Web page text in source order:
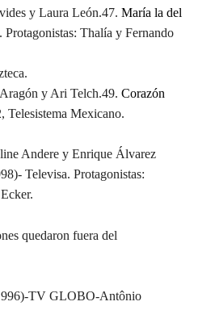
y Laura León.47. María la del
Protagonistas: Thalía y Fernando
y Ari Telch.49. Corazón
Telesistema Mexicano.
Andere y Enrique Álvarez
Televisa. Protagonistas:
quedaron fuera del
TV GLOBO-Antônio